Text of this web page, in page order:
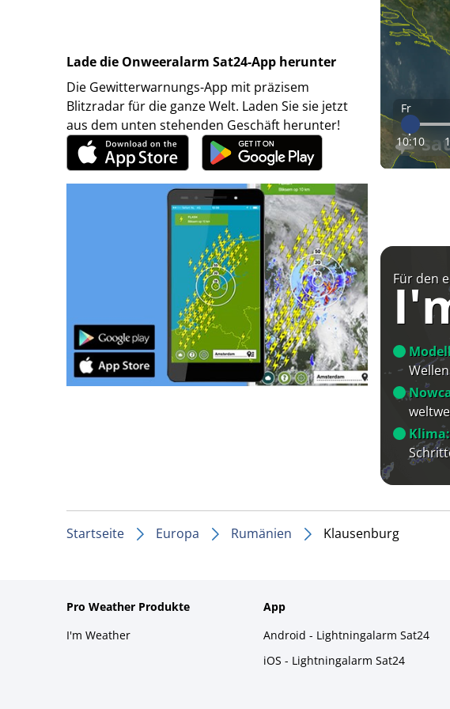
Lade die Onweeralarm Sat24-App herunter
Die Gewitterwarnungs-App mit präzisem
Blitzradar für die ganze Welt. Laden Sie sie jetzt
aus dem unten stehenden Geschäft herunter!
Fr
10:10
Für den
Klima:
Startseite Europa Rumänien Klausenburg
Pro Weather Produkte
I'm Weather
App
Android - Lightningalarm Sat24
iOS - Lightningalarm Sat24